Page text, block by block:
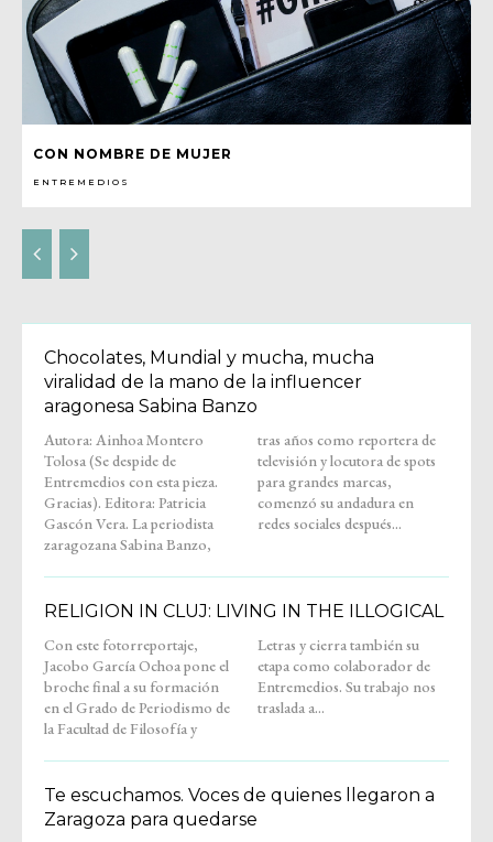
CON NOMBRE DE MUJER
ENTREMEDIOS
Chocolates, Mundial y mucha, mucha
viralidad de la mano de la influencer
aragonesa Sabina Banzo
Autora: Ainhoa Montero
Tolosa (Se despide de
Entremedios con esta pieza.
Gracias). Editora: Patricia
Gascón Vera. La periodista
zaragozana Sabina Banzo,
tras años como reportera de
televisión y locutora de spots
para grandes marcas,
comenzó su andadura en
redes sociales después...
RELIGION IN CLUJ: LIVING IN THE ILLOGICAL
Con este fotorreportaje,
Jacobo García Ochoa pone el
broche final a su formación
en el Grado de Periodismo de
la Facultad de Filosofía y
Letras y cierra también su
etapa como colaborador de
Entremedios. Su trabajo nos
traslada a...
Te escuchamos. Voces de quienes llegaron a
Zaragoza para quedarse